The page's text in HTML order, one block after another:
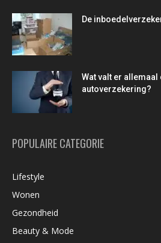
De
Wat valt er allemaal
autoverzekering?
POPULAIRE CATEGORIE
Lifestyle
Wonen
Gezondheid
Beauty & Mode